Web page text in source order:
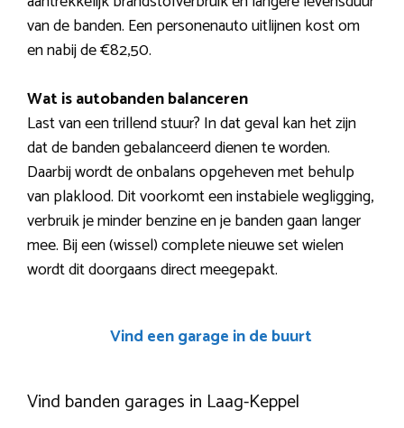
van de banden. Een personenauto uitlijnen kost om
en nabij de €82,50.
Wat is autobanden balanceren
Last van een trillend stuur? In dat geval kan het zijn
dat de banden gebalanceerd dienen te worden.
Daarbij wordt de onbalans opgeheven met behulp
van plaklood. Dit voorkomt een instabiele wegligging,
verbruik je minder benzine en je banden gaan langer
mee. Bij een (wissel) complete nieuwe set wielen
wordt dit doorgaans direct meegepakt.
Vind een garage in de buurt
Vind banden garages in Laag-Keppel